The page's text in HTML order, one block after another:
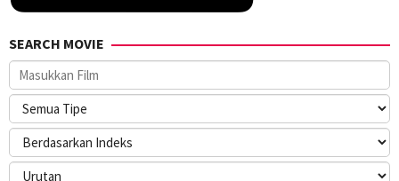
SEARCH MOVIE